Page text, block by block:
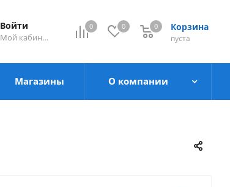
0 0 Корзина
0
пуста
0
Войти
Мой кабинет
Магазины О компании